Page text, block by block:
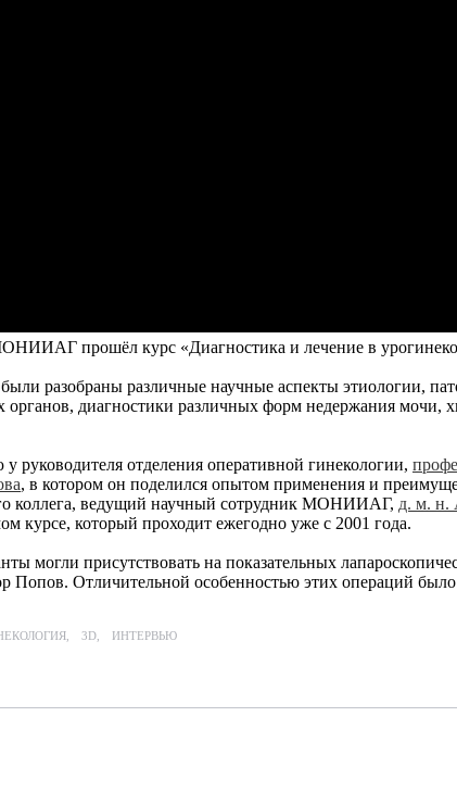
прошёл курс «Диагностика и лечение в
разобраны различные научные аспекты этиологии,
диагностики различных форм недержания мочи,
руководителя отделения оперативной гинекологии,
, в котором он поделился опытом применения и
коллега, ведущий научный сотрудник МОНИИАГ, д. м. н.
курсе, который проходит ежегодно уже с 2001 года.
могли присутствовать на показательных
Попов. Отличительной особенностью этих операций
3D ИНТЕРВЬЮ